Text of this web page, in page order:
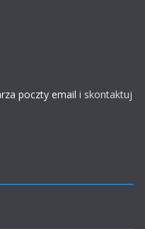
poczty email i skontaktuj